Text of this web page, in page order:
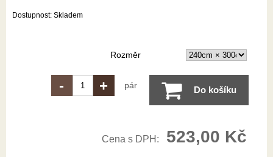
Dostupnost: Skladem
Rozměr
- + pár Do košíku
Cena s DPH: 523,00 Kč